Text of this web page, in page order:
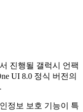
진행될 갤럭시 언팩
UI 8.0 정식 버전의
정보 보호 기능이 특